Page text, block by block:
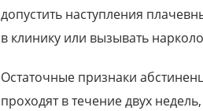
допустить наступления
в клинику или вызывать
Остаточные признаки
проходят в течение двух